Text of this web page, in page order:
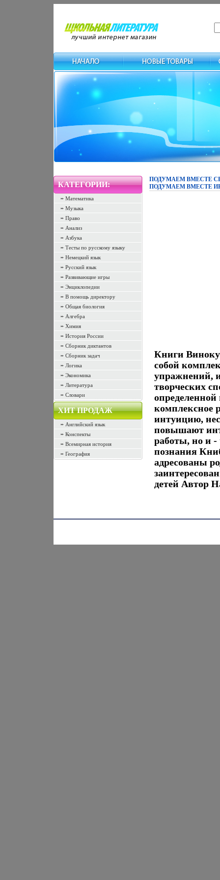
КАТЕГОРИИ:
Математика
Музыка
Право
Анализ
Азбука
Тесты по русскому языку
Немецкий язык
Русский язык
Развивающие игры
Энциклопедии
В помощь директору
Общая биология
Алгебра
Химия
История России
Сборник диктантов
Сборник задач
Логика
Экономика
Литература
Словари
ХИТ ПРОДАЖ
Английский язык
Конспекты
Всемирная история
География
ПОДУМАЕМ ВМЕСТЕ
ПОДУМАЕМ ВМЕСТЕ
Книги
собой
упражнений,
творческих
определенной
комплексное
интуицию,
повышают
работы, но и -
познания
адресованы
детей Автор